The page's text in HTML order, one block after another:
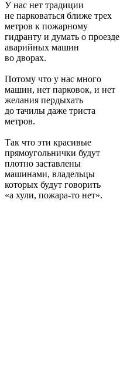
У нас нет традиции
не парковаться ближе трех
метров к пожарному
гидранту и думать о проезде
аварийных машин
во дворах.
Потому что у нас много
машин, нет парковок, и нет
желания пердыхать
до тачилы даже триста
метров.
Так что эти красивые
прямоугольнички будут
плотно заставлены
машинами, владельцы
которых будут говорить
«а хули, пожара-то нет».